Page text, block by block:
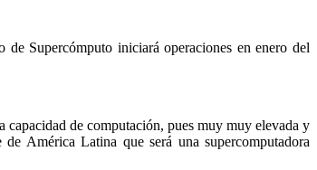
Supercómputo iniciará operaciones en enero del
de computación, pues muy muy elevada y
América Latina que será una supercomputadora